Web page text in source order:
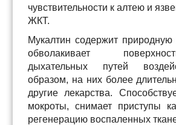
чувствительности к алтею и
ЖКТ.
Мукалтин содержит природную
обволакивает
дыхательных путей
образом, на них более
другие лекарства.
мокроты, снимает приступы
регенерацию воспаленных